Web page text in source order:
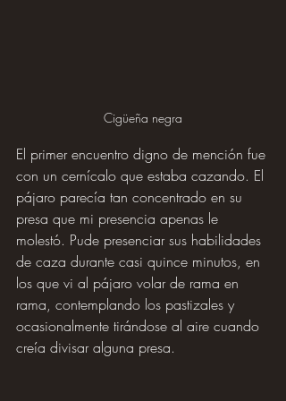
Cigüeña negra
El primer encuentro digno de mención fue
con un cernícalo que estaba cazando. El
pájaro parecía tan concentrado en su
presa que mi presencia apenas le
molestó. Pude presenciar sus habilidades
de caza durante casi quince minutos, en
los que vi al pájaro volar de rama en
rama, contemplando los pastizales y
ocasionalmente tirándose al aire cuando
creía divisar alguna presa.